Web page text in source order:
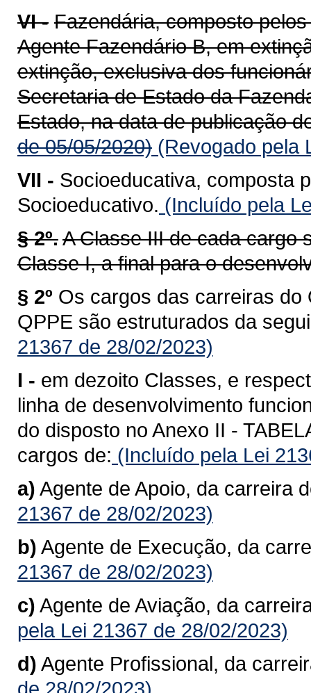
VI - Fazendária, composto
Agente Fazendário B, em
extinção, exclusiva dos
Secretaria de Estado da
Estado, na data de publicação
de 05/05/2020) (Revogado pela
VII - Socioeducativa, composta
Socioeducativo. (Incluído pela
§ 2º.A Classe III de cada cargo
Classe I, a final para o
§ 2º Os cargos das carreiras do
QPPE são estruturados da
21367 de 28/02/2023)
I - em dezoito Classes, e
linha de desenvolvimento
do disposto no Anexo II -
cargos de: (Incluído pela Lei
a) Agente de Apoio, da carreira
21367 de 28/02/2023)
b) Agente de Execução, da
21367 de 28/02/2023)
c) Agente de Aviação, da
pela Lei 21367 de 28/02/2023)
d) Agente Profissional, da
de 28/02/2023)